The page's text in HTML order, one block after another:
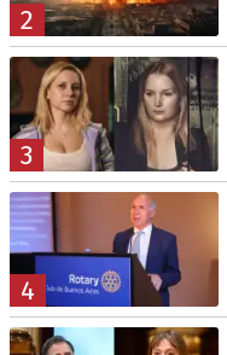
2
3
4